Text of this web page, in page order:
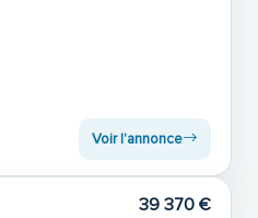
Voir l'annonce
39 370 €